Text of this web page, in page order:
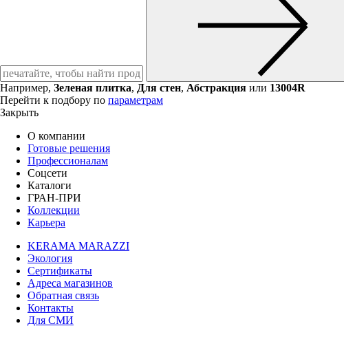
Например, Зеленая плитка, Для стен, Абстракция или 13004R
Перейти к подбору по параметрам
Закрыть
О компании
Готовые решения
Профессионалам
Соцсети
Каталоги
ГРАН-ПРИ
Коллекции
Карьера
KERAMA MARAZZI
Экология
Сертификаты
Адреса магазинов
Обратная связь
Контакты
Для СМИ